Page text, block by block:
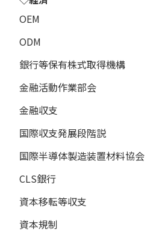
OEM
ODM
銀行等保有株式取得機構
金融活動作業部会
金融収支
国際収支発展段階説
国際半導体製造装置材料協会
CLS銀行
資本移転等収支
資本規制